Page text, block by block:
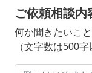
ご依頼相談内
何か聞きたいこ
（文字数は500字